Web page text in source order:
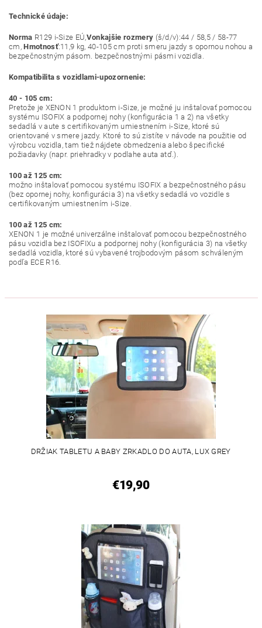
Technické údaje:
Norma R129 i-Size EÚ,Vonkajšie rozmery (š/d/v):44 / 58,5 / 58-77
cm,Hmotnosť:11,9 kg, 40-105 cm proti smeru jazdy s opornou nohou a
bezpečnostným pásom. bezpečnostnými pásmi vozidla.
Kompatibilita s vozidlami-upozornenie:
40 - 105 cm:
Pretože je XENON 1 produktom i-Size, je možné ju inštalovať pomocou
systému ISOFIX a podpornej nohy (konfigurácia 1 a 2) na všetky
sedadlá v aute s certifikovaným umiestnením i-Size, ktoré sú
orientované v smere jazdy. Ktoré to sú zistíte v návode na použitie od
výrobcu vozidla, tam tiež nájdete obmedzenia alebo špecifické
požiadavky (napr. priehradky v podlahe auta atď.).
100 až 125 cm:
možno inštalovať pomocou systému ISOFIX a bezpečnostného pásu
(bez opornej nohy, konfigurácia 3) na všetky sedadlá vo vozidle s
certifikovaným umiestnením i-Size.
100 až 125 cm:
XENON 1 je možné univerzálne inštalovať pomocou bezpečnostného
pásu vozidla bez ISOFIXu a podpornej nohy (konfigurácia 3) na všetky
sedadlá vozidla, ktoré sú vybavené trojbodovým pásom schváleným
podľa ECE R16.
DRŽIAK TABLETU A BABY ZRKADLO DO AUTA, LUX GREY
€19,90